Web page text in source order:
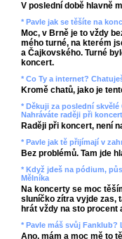
V poslední době hlavně
* Pavle jak se těšíte na
Moc, v Brně je to vždy
mého turné, na kterém
a Čajkovského. Turné
koncert.
* Co Ty a internet?
Kromě chatů, jako je
* Děkuji za poslední
Nahráváte raději při
Raději při koncert, není
* Pavle jak tě přijímají v
Bez problémů. Tam jde
* Když jdeš na pódium,
Mělníka
Na koncerty se moc
sluníčko zítra vyjde zas,
hrát vždy na sto procent
* Pavle máš svůj Fanklub?
Ano, mám a moc mě to